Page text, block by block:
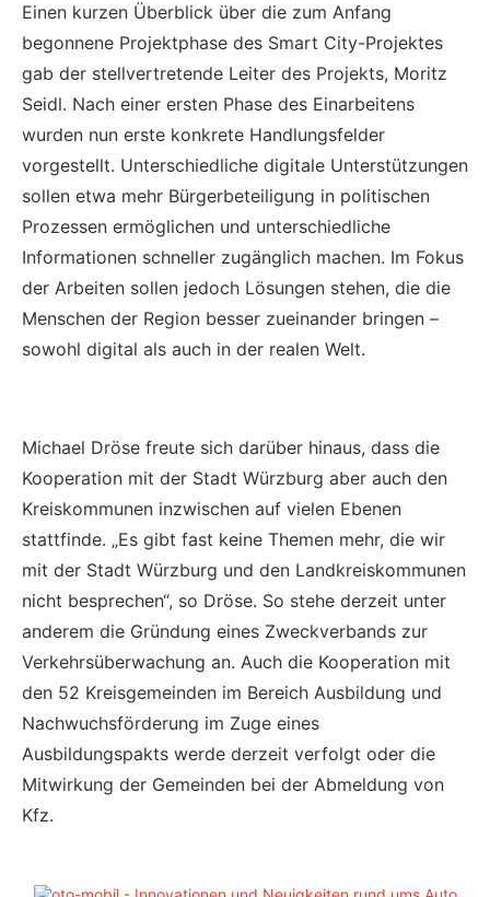
Einen kurzen Überblick über die zum Anfang
begonnene Projektphase des Smart City-Projektes
gab der stellvertretende Leiter des Projekts, Moritz
Seidl. Nach einer ersten Phase des Einarbeitens
wurden nun erste konkrete Handlungsfelder
vorgestellt. Unterschiedliche digitale Unterstützungen
sollen etwa mehr Bürgerbeteiligung in politischen
Prozessen ermöglichen und unterschiedliche
Informationen schneller zugänglich machen. Im Fokus
der Arbeiten sollen jedoch Lösungen stehen, die die
Menschen der Region besser zueinander bringen –
sowohl digital als auch in der realen Welt.
Michael Dröse freute sich darüber hinaus, dass die
Kooperation mit der Stadt Würzburg aber auch den
Kreiskommunen inzwischen auf vielen Ebenen
stattfinde. „Es gibt fast keine Themen mehr, die wir
mit der Stadt Würzburg und den Landkreiskommunen
nicht besprechen“, so Dröse. So stehe derzeit unter
anderem die Gründung eines Zweckverbands zur
Verkehrsüberwachung an. Auch die Kooperation mit
den 52 Kreisgemeinden im Bereich Ausbildung und
Nachwuchsförderung im Zuge eines
Ausbildungspakts werde derzeit verfolgt oder die
Mitwirkung der Gemeinden bei der Abmeldung von
Kfz.